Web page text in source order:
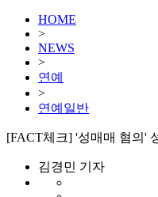
HOME
>
NEWS
>
연예
>
연예일반
[FACT체크] '성매매 혐의'
김경민 기자